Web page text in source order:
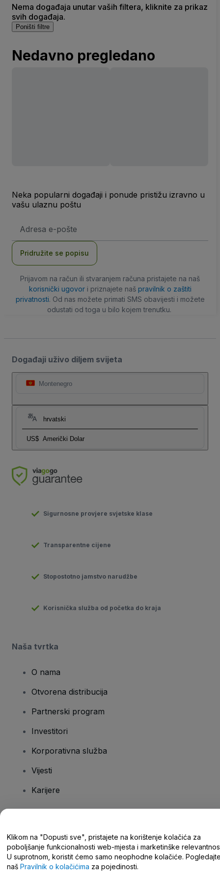
Nema događaja unutar vaših filtera, kliknite za prikaz
svih događaja.
Poništi filtre
Nedavno pregledano
Neka popularni događaji i ponude pristižu izravno u
vašu ulaznu poštu
mail
Pridružite se popisu
Prijavom na račun ili stvaranjem računa pristajete na naš
korisnički ugovori priznajete naš pravilnik o zaštiti
privatnosti. Od nas možete primati SMS obavijesti i možete
odustati od toga u bilo kojem trenutku.
Događaji uživo diljem svijeta
Montenegro
hrvatski
US$ Američki Dolar
Sigurnosne provjere svjetske klase
Transparentne cijene
Stopostotno jamstvo narudžbe
Korisnička služba od početka do kraja
Naša tvrtka
O nama
Otvorena distribucija
Partnerski program
Investitori
Korporativna služba
Vijesti
Karijere
Centar za pomoć/kontaktirajte nas
Klikom na "Dopusti sve", pristajete na korištenje kolačića za
poboljšanje funkcionalnosti web-mjesta i marketinške
U suprotnom, koristit ćemo samo neophodne kolačiće.
naš Pravilnik o kolačićima za pojedinosti.